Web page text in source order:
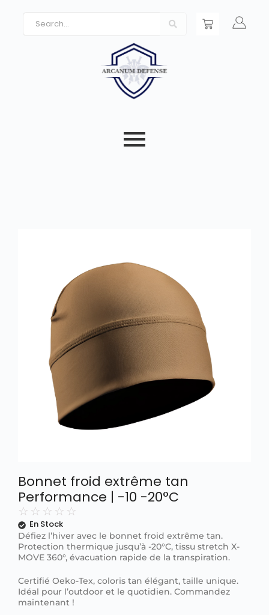
Bonnet froid extrême tan
Performance | -10 -20°C
☆ ☆ ☆ ☆ ☆
En Stock
Défiez l’hiver avec le bonnet froid extrême tan.
Protection thermique jusqu’à -20°C, tissu stretch X-
MOVE 360°, évacuation rapide de la transpiration.
Certifié Oeko-Tex, coloris tan élégant, taille unique.
Idéal pour l’outdoor et le quotidien. Commandez
maintenant !